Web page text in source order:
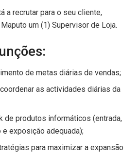
a recrutar para o seu cliente,
um (1) Supervisor de Loja.
de metas diárias de vendas;
as actividades diárias da
de produtos informáticos (entrada,
e exposição adequada);
para maximizar a expansão